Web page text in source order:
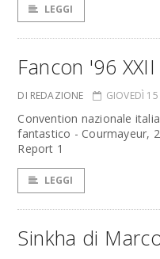
LEGGI
Fancon '96
DI REDAZIONE GIOVEDÌ
Convention nazionale
fantastico - Courmayeur,
Report 1
LEGGI
Sinkha di